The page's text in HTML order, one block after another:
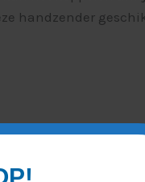
handzender